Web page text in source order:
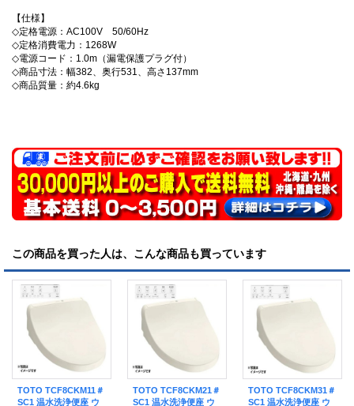
【仕様】
◇定格電源：AC100V 50/60Hz
◇定格消費電力：1268W
◇電源コード：1.0m（漏電保護プラグ付）
◇商品寸法：幅382、奥行531、高さ137mm
◇商品質量：約4.6kg
この商品を買った人は、こんな商品も買っています
TOTO TCF8CKM11＃
SC1 温水洗浄便座 ウ
TOTO TCF8CKM21＃
SC1 温水洗浄便座 ウ
TOTO TCF8CKM31＃
SC1 温水洗浄便座 ウ